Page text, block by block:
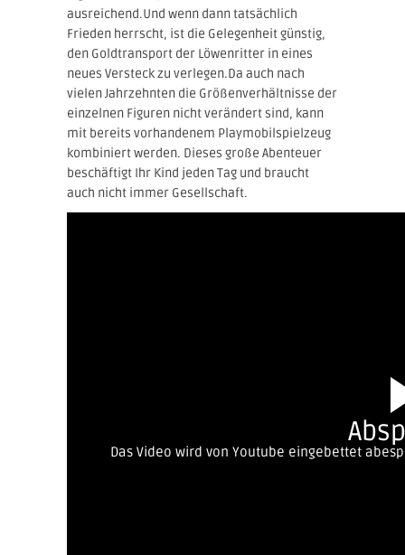
ausreichend.Und wenn dann tatsächlich
Frieden herrscht, ist die Gelegenheit günstig,
den Goldtransport der Löwenritter in eines
neues Versteck zu verlegen.Da auch nach
vielen Jahrzehnten die Größenverhältnisse der
einzelnen Figuren nicht verändert sind, kann
mit bereits vorhandenem Playmobilspielzeug
kombiniert werden. Dieses große Abenteuer
beschäftigt Ihr Kind jeden Tag und braucht
auch nicht immer Gesellschaft.
Das Video wird von Youtube eingebettet